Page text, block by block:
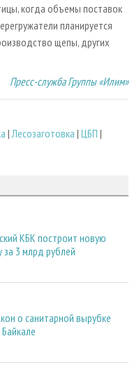
когда объемы поставок
планируется
щепы, других
Пресс-служба Группы «Илим»
|Лесозаготовка | ЦБП |
КБК построит новую
3 млрд рублей
о санитарной вырубке